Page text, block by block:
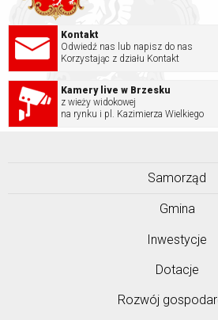
Kontakt
Odwiedź nas lub napisz do nas
Korzystając z działu Kontakt
Kamery live w Brzesku
z wieży widokowej
na rynku i pl. Kazimierza Wielkiego
Samorząd
Gmina
Inwestycje
Dotacje
Rozwój